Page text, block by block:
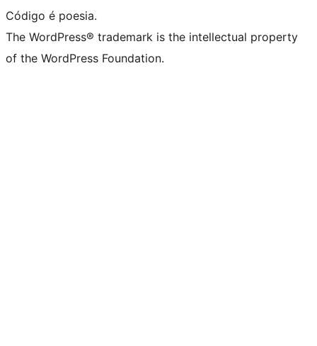
Código é poesia.
The WordPress® trademark is the intellectual property
of the WordPress Foundation.